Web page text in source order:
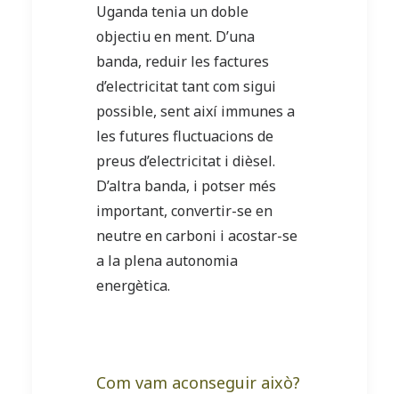
Uganda tenia un doble
objectiu en ment. D’una
banda, reduir les factures
d’electricitat tant com sigui
possible, sent així immunes a
les futures fluctuacions de
preus d’electricitat i dièsel.
D’altra banda, i potser més
important, convertir-se en
neutre en carboni i acostar-se
a la plena autonomia
energètica.
Com vam aconseguir això?